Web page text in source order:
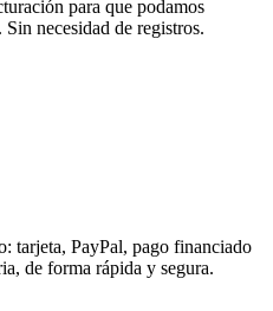
para que podamos
necesidad de registros.
tarjeta, PayPal, pago financiado
de forma rápida y segura.